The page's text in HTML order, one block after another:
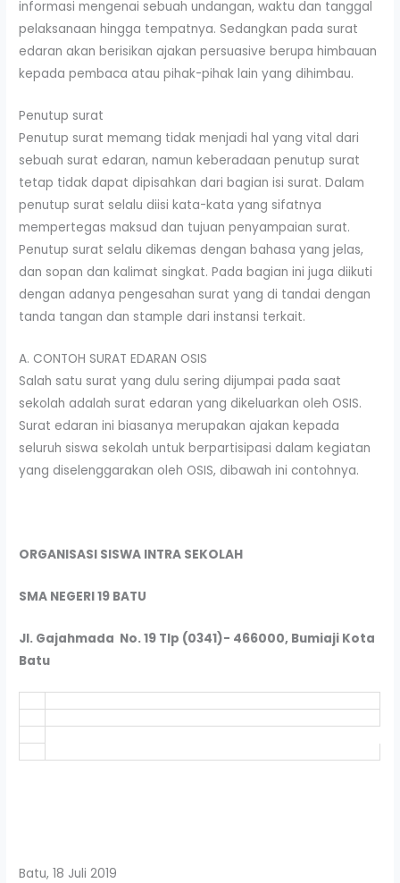
informasi mengenai sebuah undangan, waktu dan tanggal
pelaksanaan hingga tempatnya. Sedangkan pada surat
edaran akan berisikan ajakan persuasive berupa himbauan
kepada pembaca atau pihak-pihak lain yang dihimbau.
Penutup surat
Penutup surat memang tidak menjadi hal yang vital dari
sebuah surat edaran, namun keberadaan penutup surat
tetap tidak dapat dipisahkan dari bagian isi surat. Dalam
penutup surat selalu diisi kata-kata yang sifatnya
mempertegas maksud dan tujuan penyampaian surat.
Penutup surat selalu dikemas dengan bahasa yang jelas,
dan sopan dan kalimat singkat. Pada bagian ini juga diikuti
dengan adanya pengesahan surat yang di tandai dengan
tanda tangan dan stample dari instansi terkait.
A. CONTOH SURAT EDARAN OSIS
Salah satu surat yang dulu sering dijumpai pada saat
sekolah adalah surat edaran yang dikeluarkan oleh OSIS.
Surat edaran ini biasanya merupakan ajakan kepada
seluruh siswa sekolah untuk berpartisipasi dalam kegiatan
yang diselenggarakan oleh OSIS, dibawah ini contohnya.
ORGANISASI SISWA INTRA SEKOLAH
SMA NEGERI 19 BATU
Jl. Gajahmada No. 19 Tlp (0341)- 466000, Bumiaji Kota
Batu
Batu, 18 Juli 2019